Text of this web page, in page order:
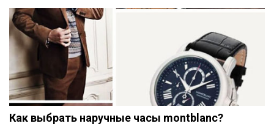
Как выбрать наручные часы montblanc?